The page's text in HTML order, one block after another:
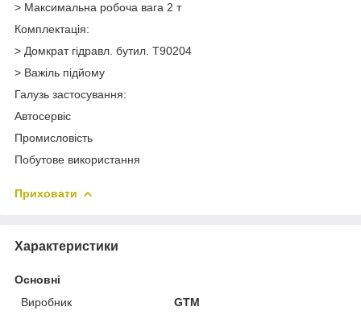
> Максимальна робоча вага 2 т
Комплектація:
> Домкрат гідравл. бутил. Т90204
> Важіль підйому
Галузь застосування:
Автосервіс
Промисловість
Побутове використання
Приховати
Характеристики
Основні
Виробник
GTM